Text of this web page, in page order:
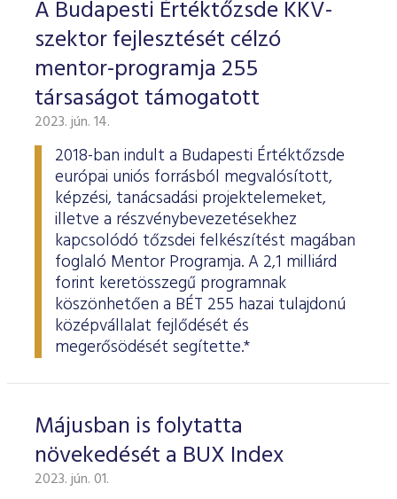
A Budapesti Értéktőzsde KKV-
szektor fejlesztését célzó
mentor-programja 255
társaságot támogatott
2023. jún. 14.
2018-ban indult a Budapesti Értéktőzsde
európai uniós forrásból megvalósított,
képzési, tanácsadási projektelemeket,
illetve a részvénybevezetésekhez
kapcsolódó tőzsdei felkészítést magában
foglaló Mentor Programja. A 2,1 milliárd
forint keretösszegű programnak
köszönhetően a BÉT 255 hazai tulajdonú
középvállalat fejlődését és
megerősödését segítette.*
Májusban is folytatta
növekedését a BUX Index
2023. jún. 01.